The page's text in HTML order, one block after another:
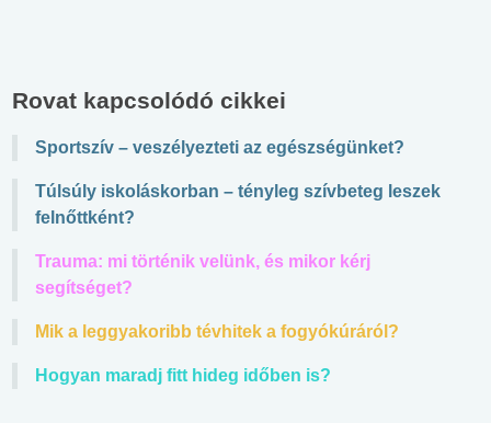
Rovat kapcsolódó cikkei
Sportszív – veszélyezteti az egészségünket?
Túlsúly iskoláskorban – tényleg szívbeteg leszek
felnőttként?
Trauma: mi történik velünk, és mikor kérj
segítséget?
Mik a leggyakoribb tévhitek a fogyókúráról?
Hogyan maradj fitt hideg időben is?